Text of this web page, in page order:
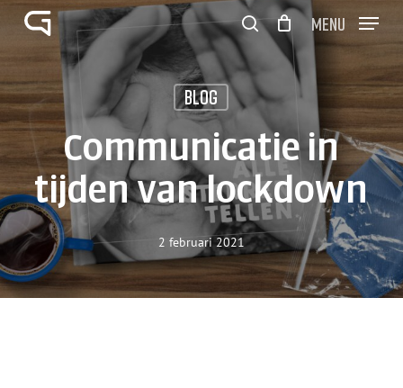
search
Menu
Winkelwagen Close
Blog
Communicatie in
tijden van lockdown
2 februari 2021
Menu